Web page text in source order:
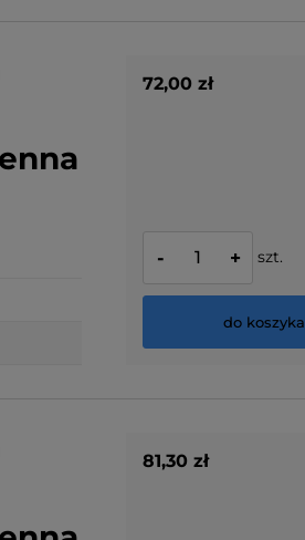
72,00 zł
- + szt.
do koszyka
81,30 zł